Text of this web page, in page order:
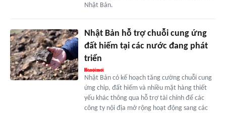
Nhật Bản.
Nhật Bản hỗ trợ chuỗi cung ứng
đất hiếm tại các nước đang phát
triển
Nhật Bản có kế hoạch tăng cường chuỗi cung
ứng chip, đất hiếm và nhiều mặt hàng thiết
yếu khác thông qua hỗ trợ tài chính để các
công ty nội địa mở rộng hoạt động sang các